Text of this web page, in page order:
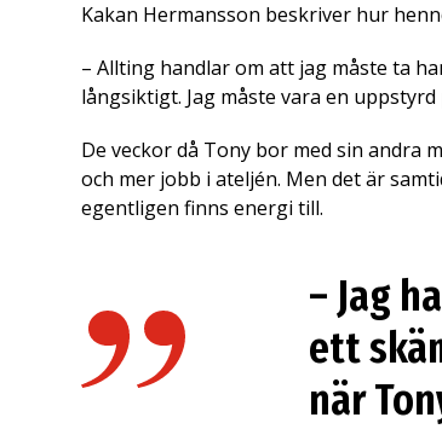
Kakan Hermansson beskriver hur
– Allting handlar om att jag måste ta
långsiktigt. Jag måste vara en
De veckor då Tony bor med sin
och mer jobb i ateljén. Men det är
egentligen finns energi till.
– Jag
ett
när